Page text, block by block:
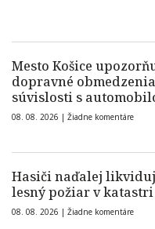
Mesto Košice
dopravné
súvislosti s
08. 08. 2026 | Žiadne komentáre
Hasiči naďalej
lesný požiar v
08. 08. 2026 | Žiadne komentáre